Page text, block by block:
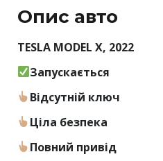
Опис авто
TESLA MODEL X, 2022
Запускається
Відсутній ключ
Ціла безпека
Повний привід